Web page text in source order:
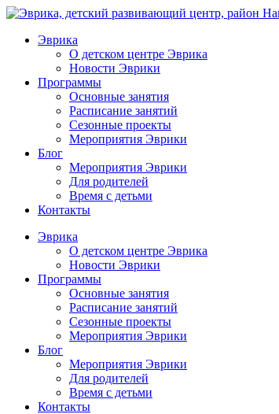
Эврика
О детском центре Эврика
Новости Эврики
Программы
Основные занятия
Расписание занятий
Сезонные проекты
Мероприятия Эврики
Блог
Мероприятия Эврики
Для родителей
Время с детьми
Контакты
Эврика
О детском центре Эврика
Новости Эврики
Программы
Основные занятия
Расписание занятий
Сезонные проекты
Мероприятия Эврики
Блог
Мероприятия Эврики
Для родителей
Время с детьми
Контакты